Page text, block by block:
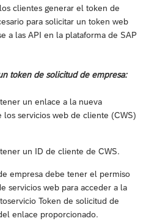
clientes generar el token de
para solicitar un token web
a las API en la plataforma de SAP
token de solicitud de empresa:
un enlace a la nueva
los servicios web de cliente (CWS)
un ID de cliente de CWS.
empresa debe tener el permiso
servicios web para acceder a la
Token de solicitud de
enlace proporcionado.